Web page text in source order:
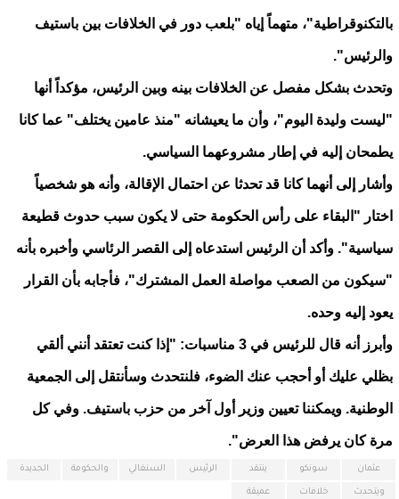
بالتكنوقراطية"، متهماً إياه "بلعب دور في الخلافات بين باستيف
والرئيس".
وتحدث بشكل مفصل عن الخلافات بينه وبين الرئيس، مؤكداً أنها
"ليست وليدة اليوم"، وأن ما يعيشانه "منذ عامين يختلف" عما كانا
يطمحان إليه في إطار مشروعهما السياسي.
وأشار إلى أنهما كانا قد تحدثا عن احتمال الإقالة، وأنه هو شخصياً
اختار "البقاء على رأس الحكومة حتى لا يكون سبب حدوث قطيعة
سياسية". وأكد أن الرئيس استدعاه إلى القصر الرئاسي وأخبره بأنه
"سيكون من الصعب مواصلة العمل المشترك"، فأجابه بأن القرار
يعود إليه وحده.
وأبرز أنه قال للرئيس في 3 مناسبات: "إذا كنت تعتقد أنني ألقي
بظلي عليك أو أحجب عنك الضوء، فلنتحدث وسأنتقل إلى الجمعية
الوطنية. ويمكننا تعيين وزير أول آخر من حزب باستيف. وفي كل
مرة كان يرفض هذا العرض".
عثمان سونكو ينتقد الرئيس السنغالي والحكومة الجديدة
ويتحدث خلافات عميقة